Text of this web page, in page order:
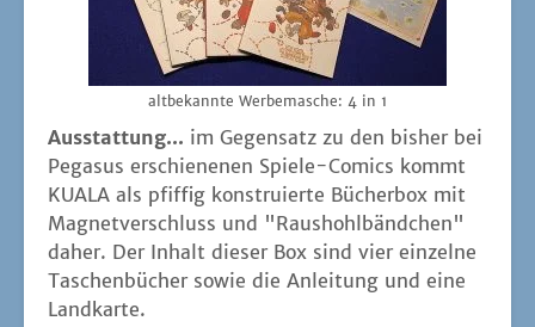
alt­be­kann­te Wer­be­ma­sche: 4 in 1
Aus­stat­tung... im Gegen­satz zu den bis­her bei
Pega­sus erschie­ne­nen Spie­le-Comics kommt
KUALA als pfif­fig kon­stru­ier­te Bücher­box mit
Magnet­ver­schluss und "Raus­hohl­bänd­chen"
daher. Der Inhalt die­ser Box sind vier ein­zel­ne
Taschen­bü­cher sowie die Anlei­tung und eine
Landkarte.